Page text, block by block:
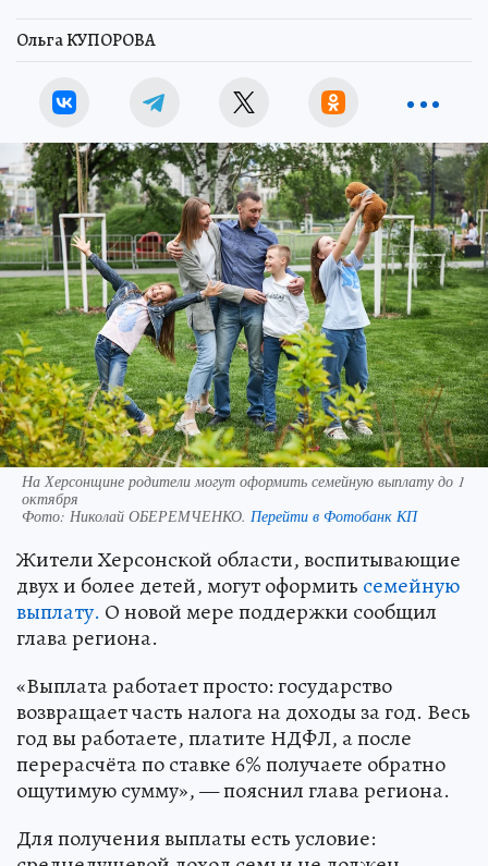
Ольга КУПОРОВА
На Херсонщине родители могут оформить семейную выплату до 1
октября
Фото: Николай ОБЕРЕМЧЕНКО. Перейти в Фотобанк КП
Жители Херсонской области, воспитывающие
двух и более детей, могут оформить семейную
выплату. О новой мере поддержки сообщил
глава региона.
«Выплата работает просто: государство
возвращает часть налога на доходы за год. Весь
год вы работаете, платите НДФЛ, а после
перерасчёта по ставке 6% получаете обратно
ощутимую сумму», — пояснил глава региона.
Для получения выплаты есть условие: